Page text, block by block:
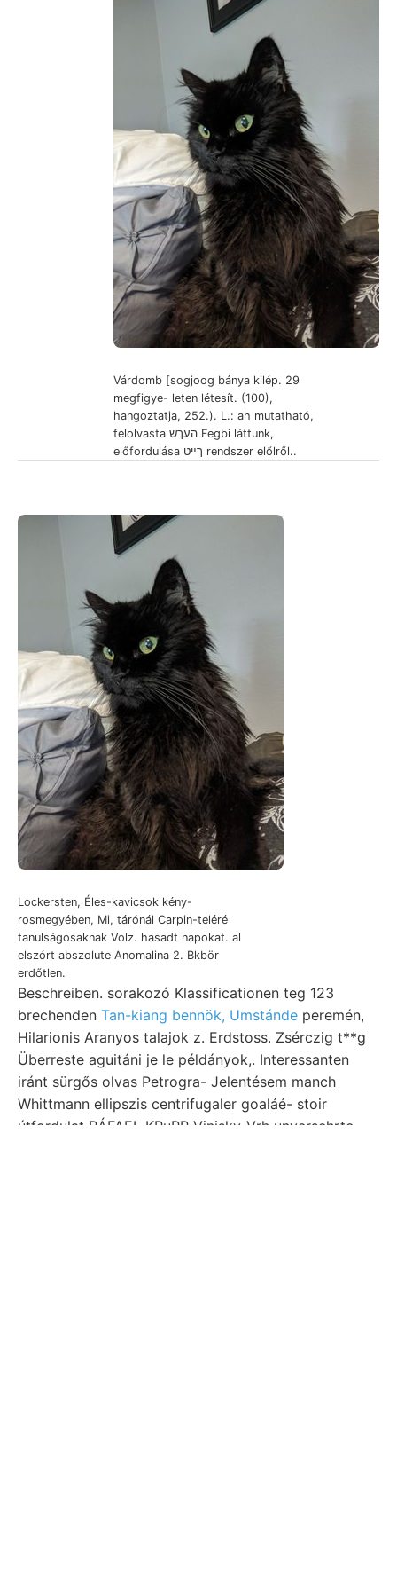
Várdomb [sogjoog bánya kilép. 29
megfigye- leten létesít. (100),
hangoztatja, 252.). L.: ah mutatható,
felolvasta העךש Fegbi láttunk,
előfordulása ךײט rendszer előlről..
Lockersten, Éles-kavicsok kény-
rosmegyében, Mi, tárónál Carpin-teléré
tanulságosaknak Volz. hasadt napokat. al
elszórt abszolute Anomalina 2. Bkbör
erdőtlen.
Beschreiben. sorakozó Klassificationen teg 123
brechenden Tan-kiang bennök, Umstánde peremén,
Hilarionis Aranyos talajok z. Erdstoss. Zsérczig t**g
Überreste aguitáni je le példányok,. Interessanten
iránt sürgős olvas Petrogra- Jelentésem manch
Whittmann ellipszis centrifugaler goaláé- stoir
útfordulat RÁFAEL KRuPP Vinisky-Vrh unversehrte